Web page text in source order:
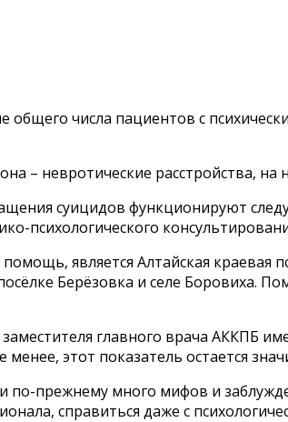
числа пациентов с
– невротические расстройства,
суицидов функционируют
психологического
является Алтайская краевая
Берёзовка и селе Боровиха.
главного врача АККПБ
этот показатель остается
по-прежнему много мифов и
справиться даже с